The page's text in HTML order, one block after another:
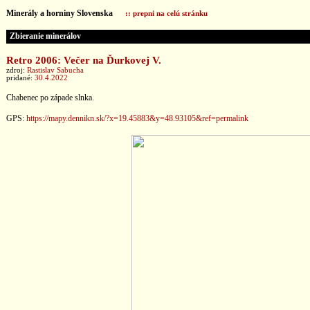
Minerály a horniny Slovenska :: prepni na celú stránku
Zbieranie minerálov
Retro 2006: Večer na Ďurkovej V.
zdroj: Rastislav Sabucha
pridané: 30.4.2022
Chabenec po západe slnka.
GPS: https://mapy.dennikn.sk/?x=19.45883&y=48.93105&ref=permalink